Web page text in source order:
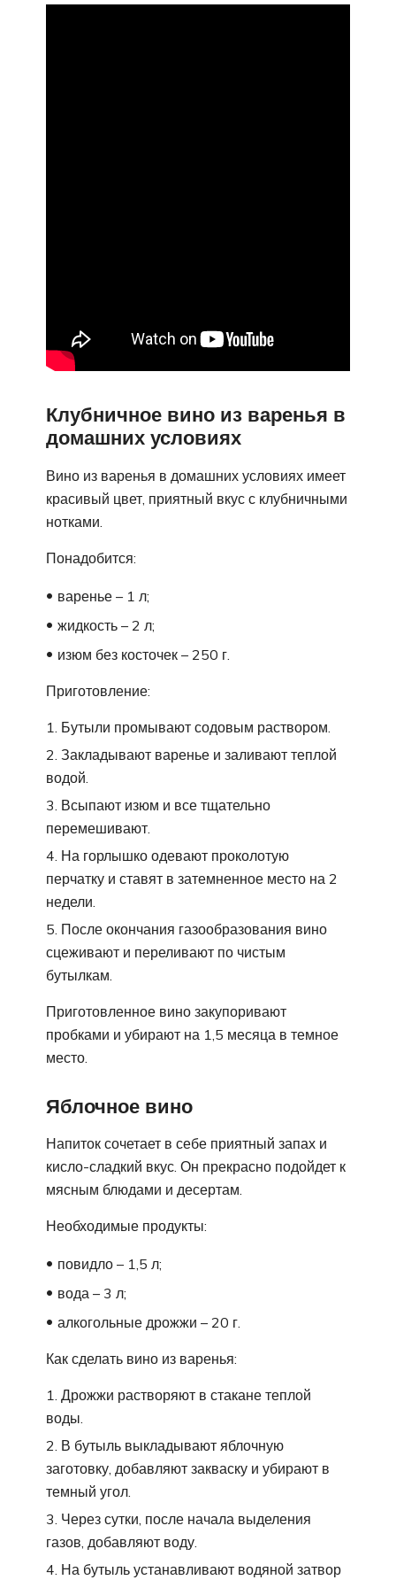
Клубничное вино из варенья в
домашних условиях
Вино из варенья в домашних условиях имеет
красивый цвет, приятный вкус с клубничными
нотками.
Понадобится:
варенье – 1 л;
жидкость – 2 л;
изюм без косточек – 250 г.
Приготовление:
Бутыли промывают содовым раствором.
Закладывают варенье и заливают теплой
водой.
Всыпают изюм и все тщательно
перемешивают.
На горлышко одевают проколотую
перчатку и ставят в затемненное место на 2
недели.
После окончания газообразования вино
сцеживают и переливают по чистым
бутылкам.
Приготовленное вино закупоривают
пробками и убирают на 1,5 месяца в темное
место.
Яблочное вино
Напиток сочетает в себе приятный запах и
кисло-сладкий вкус. Он прекрасно подойдет к
мясным блюдами и десертам.
Необходимые продукты:
повидло – 1,5 л;
вода – 3 л;
алкогольные дрожжи – 20 г.
Как сделать вино из варенья:
Дрожжи растворяют в стакане теплой
воды.
В бутыль выкладывают яблочную
заготовку, добавляют закваску и убирают в
темный угол.
Через сутки, после начала выделения
газов, добавляют воду.
На бутыль устанавливают водяной затвор